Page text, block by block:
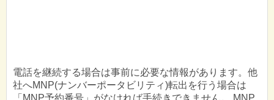
電話を継続する場合は事前に必要な情報があります。他
社へMNP(ナンバーポータビリティ)転出を行う場合は
「MNP予約番号」がなければ手続きできません。 MNP